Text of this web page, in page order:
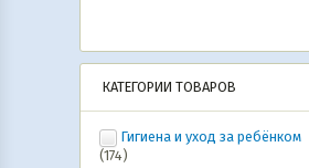
КАТЕГОРИИ ТОВАРОВ
Гигиена и уход за ребёнком
(174)